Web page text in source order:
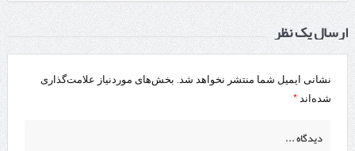
ارسال یک نظر
نشانی ایمیل شما منتشر نخواهد شد. بخش‌های موردنیاز علامت‌گذاری
شده‌اند *